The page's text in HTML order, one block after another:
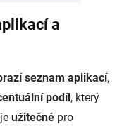
a
seznam aplikací,
podíl, který
užitečné pro